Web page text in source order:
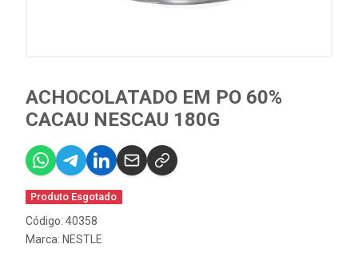
ACHOCOLATADO EM PO 60%
CACAU NESCAU 180G
Produto Esgotado
Código: 40358
Marca: NESTLE